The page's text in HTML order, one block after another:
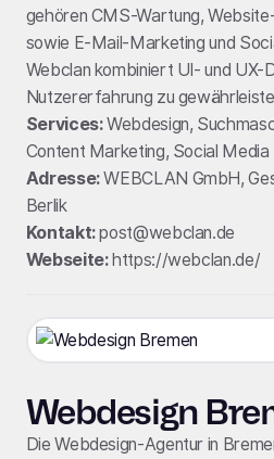
gehören CMS-Wartung,
sowie E-Mail-Marketing und
Webclan kombiniert UI- und UX-
Nutzererfahrung zu
Services:Webdesign,
Content Marketing, Social
Adresse:WEBCLAN GmbH,
Berlik
Kontakt:post@webclan.de
Webseite:https://webclan.de/
Webdesign
Die Webdesign-Agentur in